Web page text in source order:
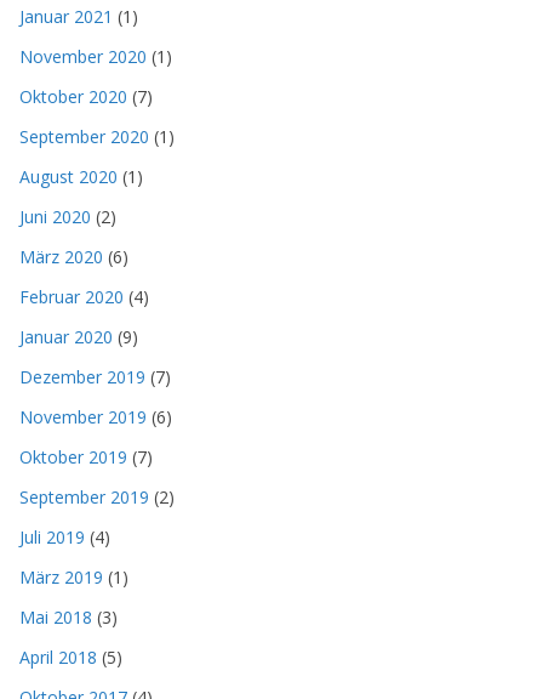
Januar 2021 (1)
November 2020 (1)
Oktober 2020 (7)
September 2020 (1)
August 2020 (1)
Juni 2020 (2)
März 2020 (6)
Februar 2020 (4)
Januar 2020 (9)
Dezember 2019 (7)
November 2019 (6)
Oktober 2019 (7)
September 2019 (2)
Juli 2019 (4)
März 2019 (1)
Mai 2018 (3)
April 2018 (5)